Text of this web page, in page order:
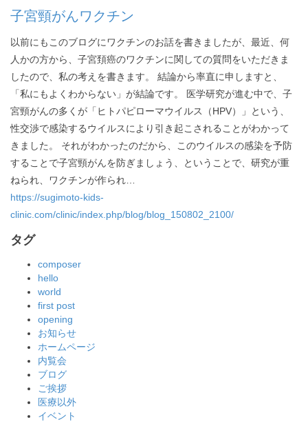
子宮頸がんワクチン
以前にもこのブログにワクチンのお話を書きましたが、最近、何
人かの方から、子宮頚癌のワクチンに関しての質問をいただきま
したので、私の考えを書きます。 結論から率直に申しますと、
「私にもよくわからない」が結論です。 医学研究が進む中で、子
宮頸がんの多くが「ヒトパピローマウイルス（HPV）」という、
性交渉で感染するウイルスにより引き起こされることがわかって
きました。 それがわかったのだから、このウイルスの感染を予防
することで子宮頸がんを防ぎましょう、ということで、研究が重
ねられ、ワクチンが作られ…
https://sugimoto-kids-
clinic.com/clinic/index.php/blog/blog_150802_2100/
タグ
composer
hello
world
first post
opening
お知らせ
ホームページ
内覧会
ブログ
ご挨拶
医療以外
イベント